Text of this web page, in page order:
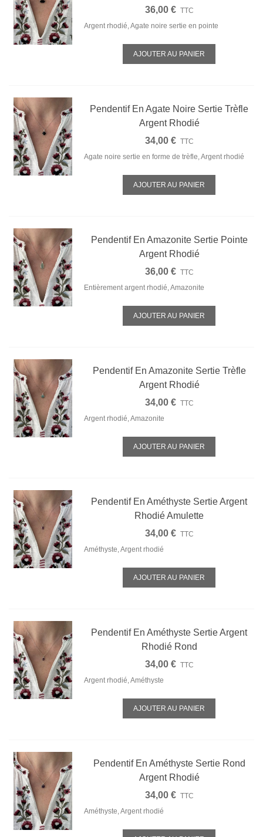
36,00 € TTC
Argent rhodié, Agate noire sertie en pointe
AJOUTER AU PANIER
Pendentif En Agate Noire Sertie Trèfle
Argent Rhodié
34,00 € TTC
Agate noire sertie en forme de trèfle, Argent rhodié
AJOUTER AU PANIER
Pendentif En Amazonite Sertie Pointe
Argent Rhodié
36,00 € TTC
Entièrement argent rhodié, Amazonite
AJOUTER AU PANIER
Pendentif En Amazonite Sertie Trèfle
Argent Rhodié
34,00 € TTC
Argent rhodié, Amazonite
AJOUTER AU PANIER
Pendentif En Améthyste Sertie Argent
Rhodié Amulette
34,00 € TTC
Améthyste, Argent rhodié
AJOUTER AU PANIER
Pendentif En Améthyste Sertie Argent
Rhodié Rond
34,00 € TTC
Argent rhodié, Améthyste
AJOUTER AU PANIER
Pendentif En Améthyste Sertie Rond
Argent Rhodié
34,00 € TTC
Améthyste, Argent rhodié